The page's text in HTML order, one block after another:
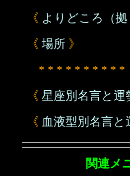
《 よりどころ（拠
《 場所 》
* * * * * * * * * *
《 星座別名言と運
《 血液型別名言と
関連メ